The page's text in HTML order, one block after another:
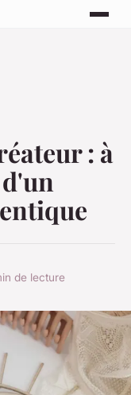
: à
de lecture